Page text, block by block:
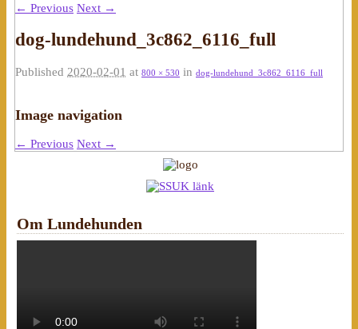
← Previous Next →
dog-lundehund_3c862_6116_full
Published 2020-02-01 at 800 × 530 in dog-lundehund_3c862_6116_full
Image navigation
← Previous Next →
Om Lundehunden